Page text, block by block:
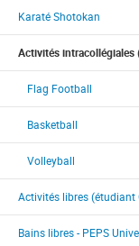
Aller directement au
Aller directement au
Aller directement au
Karaté Shotokan
Activités intracollégiales
Flag Football
Basketball
Volleyball
Activités libres (étudiant
Bains libres - PEPS